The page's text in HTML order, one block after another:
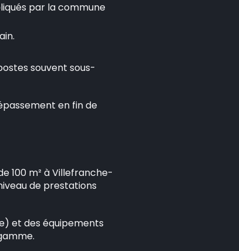
par la commune
souvent sous-
en fin de
100 m² à Villefranche-
de prestations
et des équipements